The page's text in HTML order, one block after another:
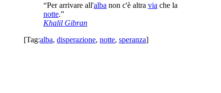
“Per arrivare all'alba non c'è altra via che la
notte.”
Khalil Gibran
[Tag:alba, disperazione, notte, speranza]